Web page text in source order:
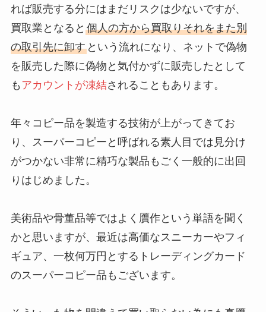
れば販売する分にはまだリスクは少ないですが、
買取業となると 個人の方から買取りそれをまた別
の取引先に卸すという流れになり、ネットで偽物
を販売した際に偽物と気付かずに販売したとして
も アカウントが凍結されることもあります。
年々コピー品を製造する技術が上がってきてお
り、スーパーコピーと呼ばれる素人目では見分け
がつかない非常に精巧な製品もごく一般的に出回
りはじめました。
美術品や骨董品等ではよく贋作という単語を聞く
かと思いますが、最近は高価なスニーカーやフィ
ギュア、一枚何万円とするトレーディングカード
のスーパーコピー品もございます。